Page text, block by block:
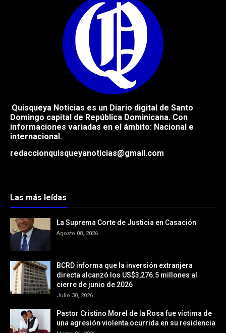
Quisqueya Noticias es un Diario digital de Santo
Domingo capital de República Dominicana. Con
informaciones variadas en el ámbito: Nacional e
internacional.
redaccionquisqueyanoticias@gmail.com
Las más leídas
La Suprema Corte de Justicia en Casación
Agosto 08, 2026
BCRD informa que la inversión extranjera
directa alcanzó los US$3,276.5 millones al
cierre de junio de 2026
Julio 30, 2026
Pastor Cristino Morel de la Rosa fue víctima de
una agresión violenta ocurrida en su residencia